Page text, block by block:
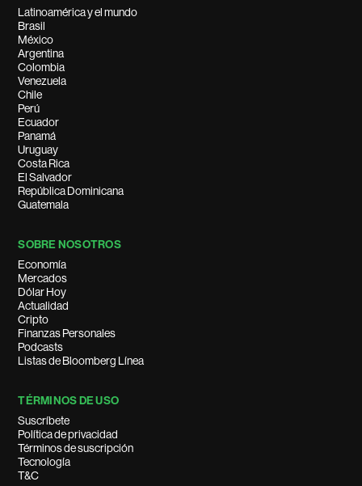
Latinoamérica y el mundo
Brasil
México
Argentina
Colombia
Venezuela
Chile
Perú
Ecuador
Panamá
Uruguay
Costa Rica
El Salvador
República Dominicana
Guatemala
SOBRE NOSOTROS
Economía
Mercados
Dólar Hoy
Actualidad
Cripto
Finanzas Personales
Podcasts
Listas de Bloomberg Línea
TÉRMINOS DE USO
Suscríbete
Política de privacidad
Términos de suscripción
Tecnología
T&C